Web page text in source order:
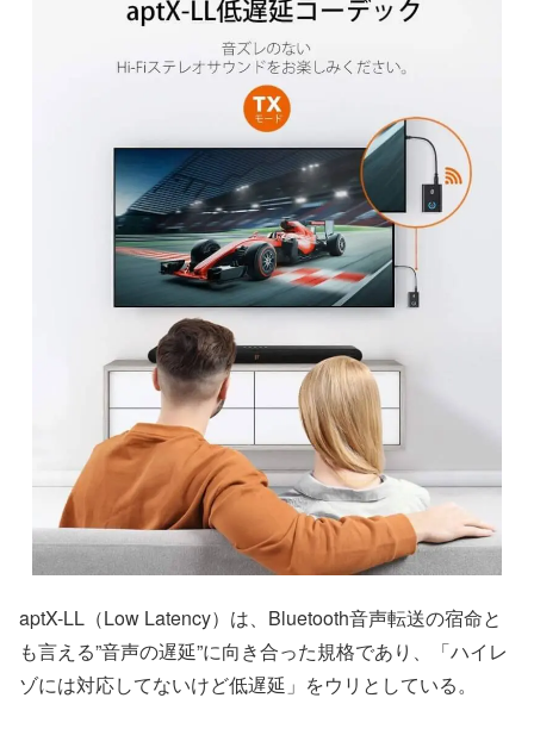
aptX-LL（Low Latency）は、Bluetooth音声転送の宿命と
も言える”音声の遅延”に向き合った規格であり、「ハイレ
ゾには対応してないけど低遅延」をウリとしている。